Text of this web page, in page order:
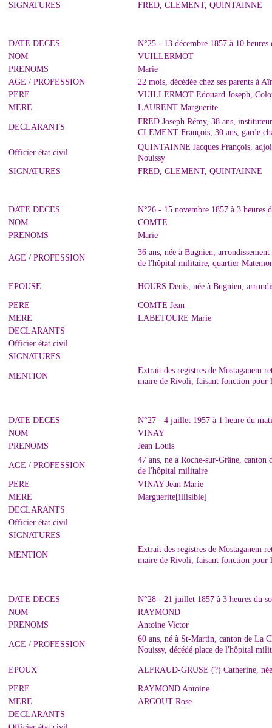
SIGNATURES
FRED, CLEMENT, QUINTAINNE
DATE DECES
N°25 - 13 décembre 1857 à 10
NOM
VUILLERMOT
PRENOMS
Marie
AGE / PROFESSION
22 mois, décédée chez ses parents à
PERE
VUILLERMOT Edouard Joseph,
MERE
LAURENT Marguerite
DECLARANTS
FRED Joseph Rémy, 38 ans,
CLEMENT François, 30 ans, garde
Officier état civil
QUINTAINNE Jacques François,
Nouissy
SIGNATURES
FRED, CLEMENT, QUINTAINNE
DATE DECES
N°26 - 15 novembre 1857 à 3 heures
NOM
COMTE
PRENOMS
Marie
AGE / PROFESSION
36 ans, née à Bugnien,
de l'hôpital militaire, quartier
EPOUSE HOURS Denis, née à Bugnien,
PERE
COMTE Jean
MERE
LABETOURE Marie
DECLARANTS
Officier état civil
SIGNATURES
MENTION
Extrait des registres de Mostaganem
maire de Rivoli, faisant fonction pour
DATE DECES
N°27 - 4 juillet 1957 à 1 heure du
NOM
VINAY
PRENOMS
Jean Louis
AGE / PROFESSION
47 ans, né à Roche-sur-Grâne,
de l'hôpital militaire
PERE
VINAY Jean Marie
MERE
Marguerite[illisible]
DECLARANTS
Officier état civil
SIGNATURES
MENTION
Extrait des registres de Mostaganem
maire de Rivoli, faisant fonction pour
DATE DECES
N°28 - 21 juillet 1857 à 3 heures du
NOM
RAYMOND
PRENOMS
Antoine Victor
AGE / PROFESSION
60 ans, né à St-Martin, canton de La
Nouissy, décédé place de l'hôpital
EPOUX ALFRAUD-GRUSE (?) Catherine,
PERE
RAYMOND Antoine
MERE
ARGOUT Rose
DECLARANTS